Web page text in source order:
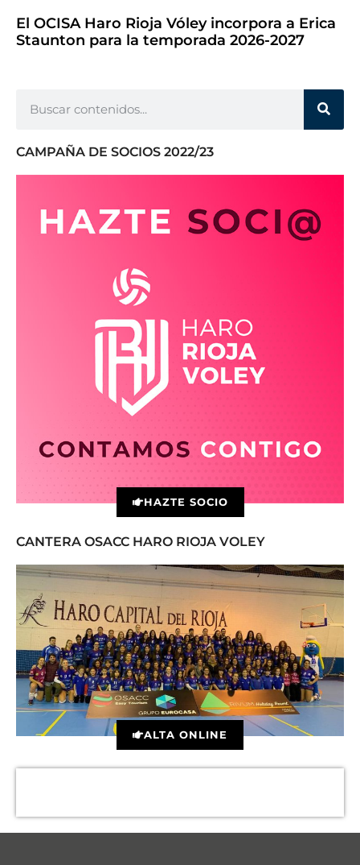
El OCISA Haro Rioja Vóley incorpora a Erica
Staunton para la temporada 2026-2027
CAMPAÑA DE SOCIOS 2022/23
HAZTE SOCIO
CANTERA OSACC HARO RIOJA VOLEY
ALTA ONLINE